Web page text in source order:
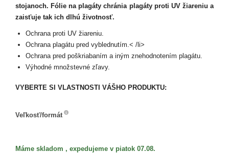
stojanoch. Fólie na plagáty chránia plagáty proti UV žiareniu a
zaisťuje tak ich dlhú životnosť.
Ochrana proti UV žiareniu.
Ochrana plagátu pred vyblednutím.< /li>
Ochrana pred poškriabaním a iným znehodnotením plagátu.
Výhodné množstevné zľavy.
VYBERTE SI VLASTNOSTI VÁŠHO PRODUKTU:
Veľkosť/formát
Máme skladom , expedujeme v piatok 07.08.